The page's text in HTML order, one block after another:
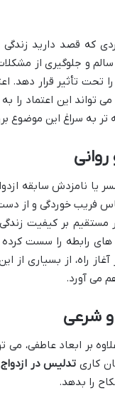
که قصد دارید
سالم و جلوگیری از
تحت تأثیر قرار دهد.
تواند این اعتماد
تر به سراغ این
نامزدش سابقه
فریب خوردگی و از
بر کیفیت
رابطه را سست
راه، از بسیاری از
می آورد.
بر ابعاد
کاری تدلیس در ازدواج
را بدهد.